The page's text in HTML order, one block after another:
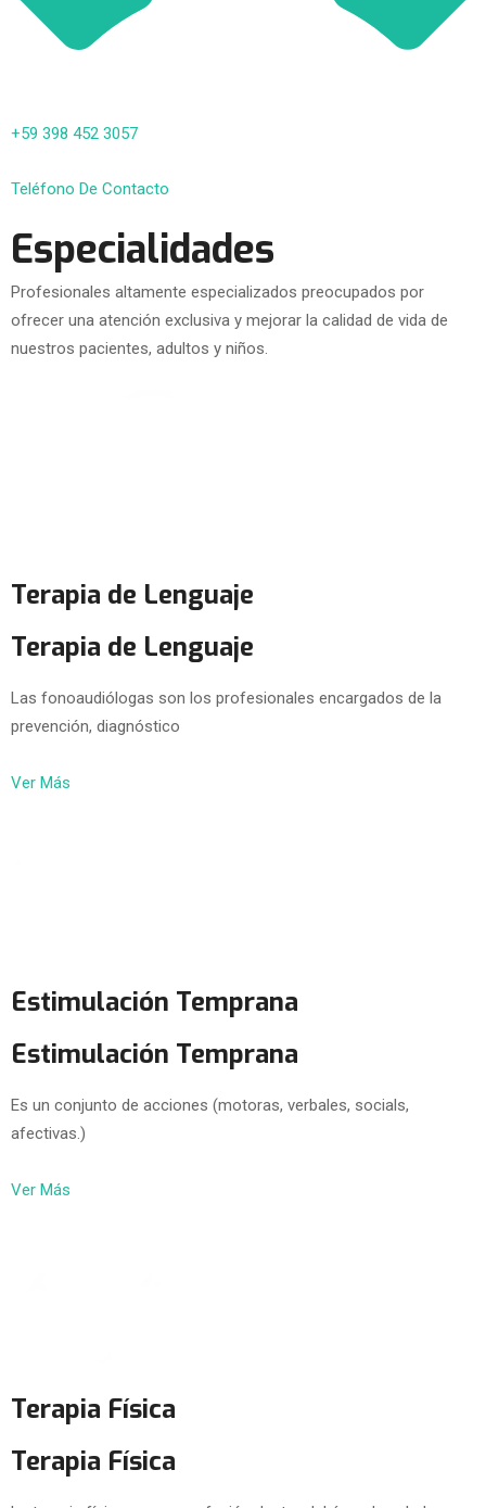
+59 398 452 3057
Teléfono De Contacto
Especialidades
Profesionales altamente especializados preocupados por
ofrecer una atención exclusiva y mejorar la calidad de vida de
nuestros pacientes, adultos y niños.
Terapia de Lenguaje
Terapia de Lenguaje
Las fonoaudiólogas son los profesionales encargados de la
prevención, diagnóstico
Ver Más
Estimulación Temprana
Estimulación Temprana
Es un conjunto de acciones (motoras, verbales, socials,
afectivas.)
Ver Más
Terapia Física
Terapia Física